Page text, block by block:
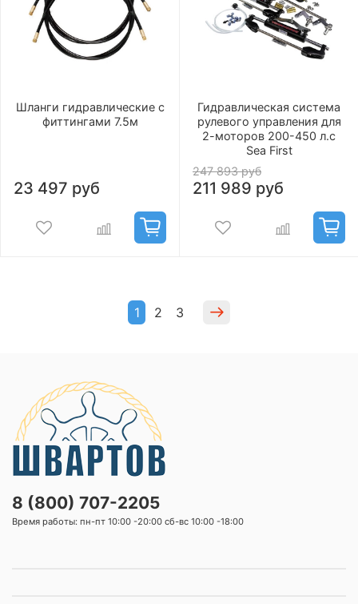
Шланги гидравлические с
фиттингами 7.5м
23 497 руб
Гидравлическая система
рулевого управления для
2-моторов 200-450 л.с
Sea First
247 893 руб
211 989 руб
1 2 3
8 (800) 707-2205
Время работы: пн-пт 10:00 -20:00 сб-вс 10:00 -18:00